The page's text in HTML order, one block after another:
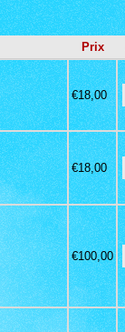
Prix
€18,00
€18,00
€100,00